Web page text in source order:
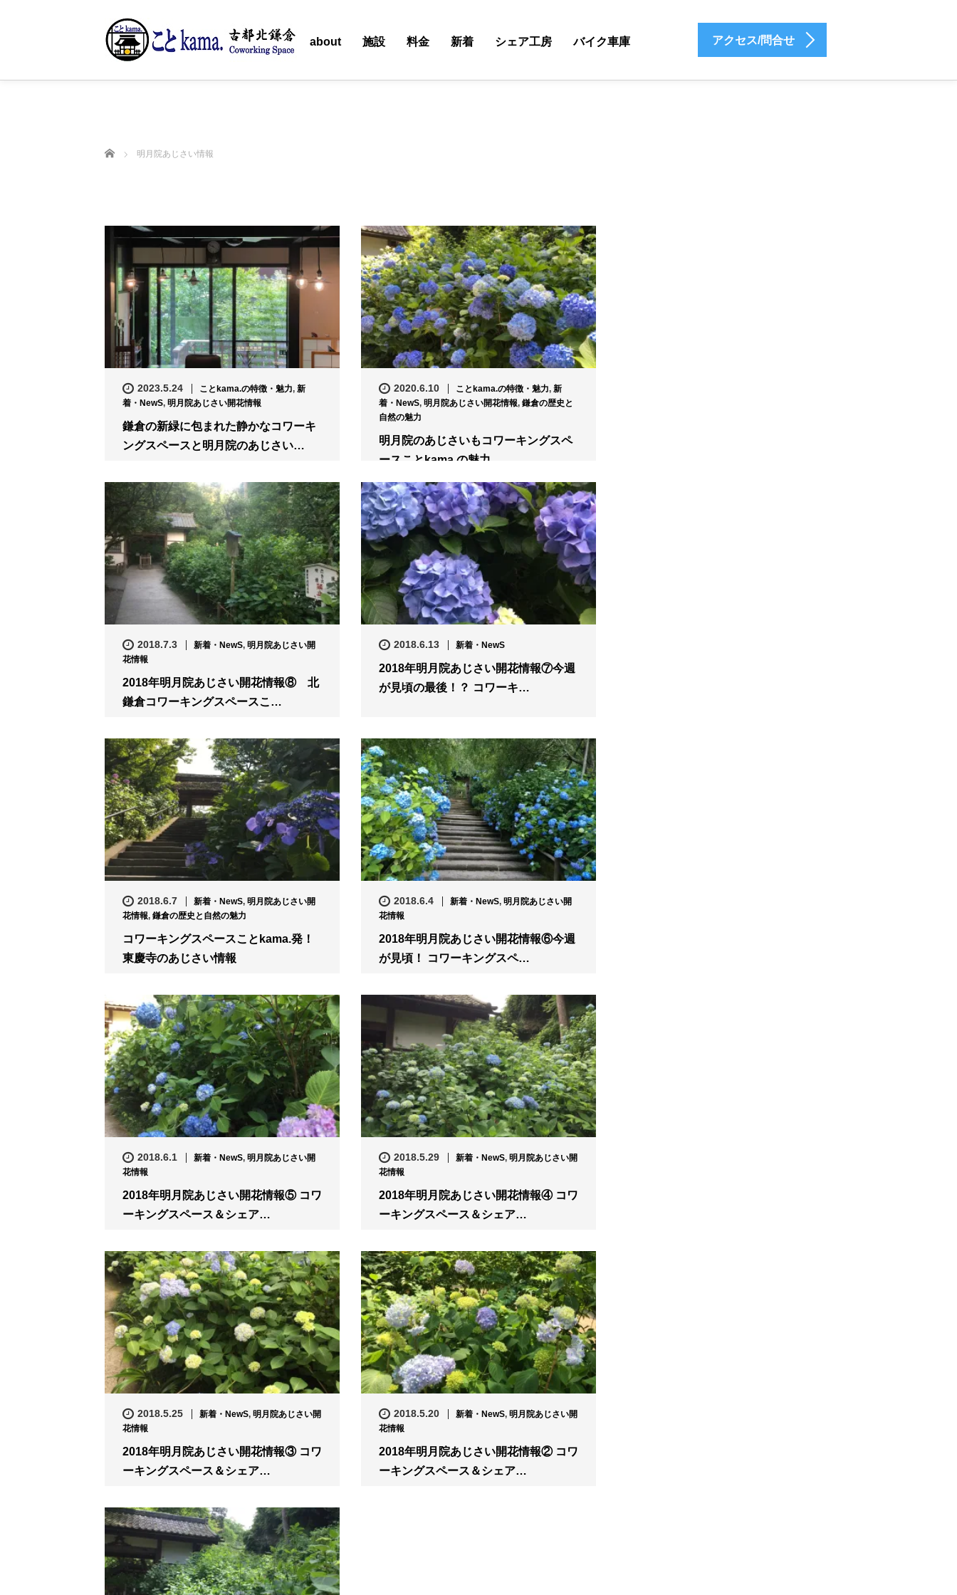
ホーム about 施設 料金 新着 シェア工房 バイク車庫 アクセス/問合せ
ホーム 明月院あじさい情報
2023.5.24 ことkama.の特徴・魅力, 新
着・NewS, 明月院あじさい開花情報
鎌倉の新緑に包まれた静かなコワーキ
ングスペースと明月院のあじさい…
2020.6.10 ことkama.の特徴・魅力, 新
着・NewS, 明月院あじさい開花情報, 鎌倉の歴史と
自然の魅力
明月院のあじさいもコワーキングスペ
ースことkama.の魅力
2018.7.3 新着・NewS, 明月院あじさい開
花情報
2018年明月院あじさい開花情報⑧ 北
鎌倉コワーキングスペースこ…
2018.6.13 新着・NewS
2018年明月院あじさい開花情報⑦今週
が見頃の最後！？ コワーキ…
2018.6.7 新着・NewS, 明月院あじさい開
花情報, 鎌倉の歴史と自然の魅力
コワーキングスペースことkama.発！
東慶寺のあじさい情報
2018.6.4 新着・NewS, 明月院あじさい開
花情報
2018年明月院あじさい開花情報⑥今週
が見頃！ コワーキングスペ…
2018.6.1 新着・NewS, 明月院あじさい開
花情報
2018年明月院あじさい開花情報⑤ コワ
ーキングスペース＆シェア…
2018.5.29 新着・NewS, 明月院あじさい開
花情報
2018年明月院あじさい開花情報④ コワ
ーキングスペース＆シェア…
2018.5.25 新着・NewS, 明月院あじさい開
花情報
2018年明月院あじさい開花情報③ コワ
ーキングスペース＆シェア…
2018.5.20 新着・NewS, 明月院あじさい開
花情報
2018年明月院あじさい開花情報② コワ
ーキングスペース＆シェア…